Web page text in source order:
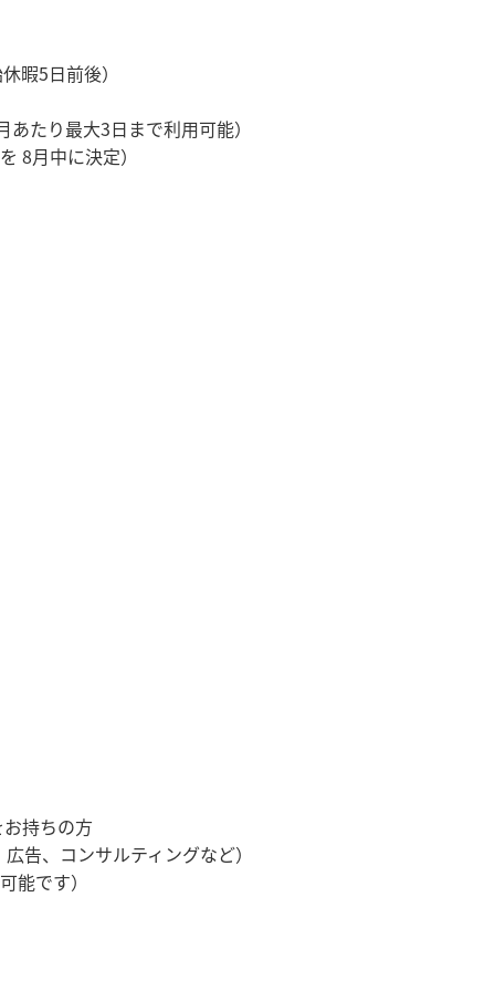
暇5日前後）
たり最大3日まで利用可能）
8月中に決定）
持ちの方
告、コンサルティングなど）
能です）